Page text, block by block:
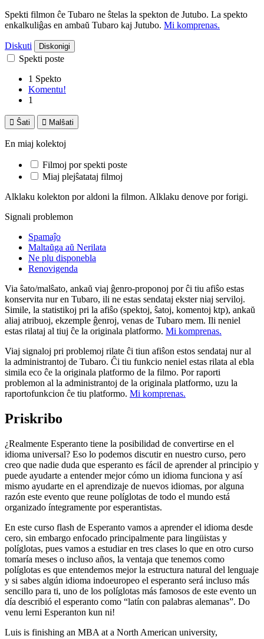
Spekti filmon ĉe Tubaro ne ŝtelas la spekton de Jutubo. La spekto
enkalkuliĝas en ambaŭ Tubaro kaj Jutubo. Mi komprenas.
Diskuti Diskonigi
Spekti poste
1 Spekto
Komentu!
1
 Ŝati  Malŝati
En miaj kolektoj
Filmoj por spekti poste
Miaj plejŝatataj filmoj
Alklaku kolekton por aldoni la filmon. Alklaku denove por forigi.
Signali problemon
Spamaĵo
Maltaŭga aŭ Nerilata
Ne plu disponebla
Renovigenda
Via ŝato/malŝato, ankaŭ viaj ĝenro-proponoj por ĉi tiu afiŝo estas
konservita nur en Tubaro, ili ne estas sendataj ekster niaj serviloj.
Simile, la statistikoj pri la afiŝo (spektoj, ŝatoj, komentoj ktp), ankaŭ
aliaj atribuoj, ekzemple ĝenroj, venas de Tubaro mem. Ili neniel
estas rilataj al tiuj ĉe la originala platformo. Mi komprenas.
Viaj signaloj pri problemoj rilate ĉi tiun afiŝon estos sendataj nur al
la administrantoj de Tubaro. Ĉi tiu funkcio neniel estas rilata al ebla
simila eco ĉe la originala platformo de la filmo. Por raporti
problemon al la administrantoj de la originala platformo, uzu la
raportofunkcion ĉe tiu platformo. Mi komprenas.
Priskribo
¿Realmente Esperanto tiene la posibilidad de convertirse en el
idioma universal? Eso lo podemos discutir en nuestro curso, pero
creo que nadie duda que esperanto es fácil de aprender al principio y
puede ayudarte a entender mejor cómo un idioma funciona y así
mismo ayudarte en el aprendizaje de nuevos idiomas, por alguna
razón este evento que reune políglotas de todo el mundo está
organizado íntegramente por esperantistas.
En este curso flash de Esperanto vamos a aprender el idioma desde
cero, sin embargo enfocado principalmente para lingüistas y
políglotas, pues vamos a estudiar en tres clases lo que en otro curso
tomaría meses o incluso años, la ventaja que tenemos como
políglotas es que entendemos mejor la estructura natural del lenguaje
y si sabes algún idioma indoeuropeo el esperanto será incluso más
sencillo para ti, uno de los políglotas más famosos de este evento un
día describió el esperanto como “latín con palabras alemanas”. Do
venu lerni Esperanton kun ni!
Luis is finishing an MBA at a North American university,